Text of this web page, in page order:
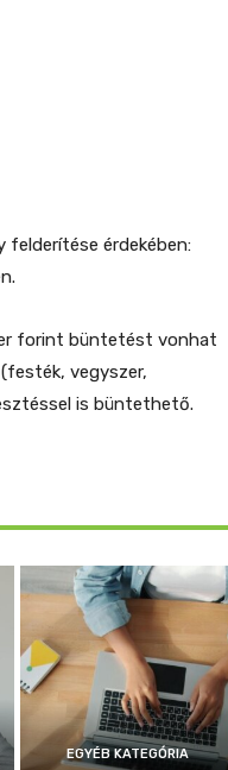
felderítése érdekében:
forint büntetést vonhat
vegyszer,
is büntethető.
EGYÉB KATEGÓRIA